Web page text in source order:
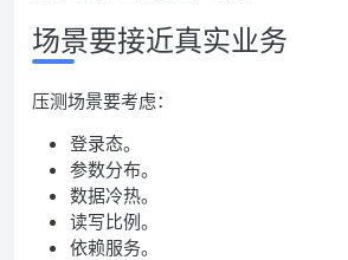
场景要接近真实业务
压测场景要考虑：
登录态。
参数分布。
数据冷热。
读写比例。
依赖服务。